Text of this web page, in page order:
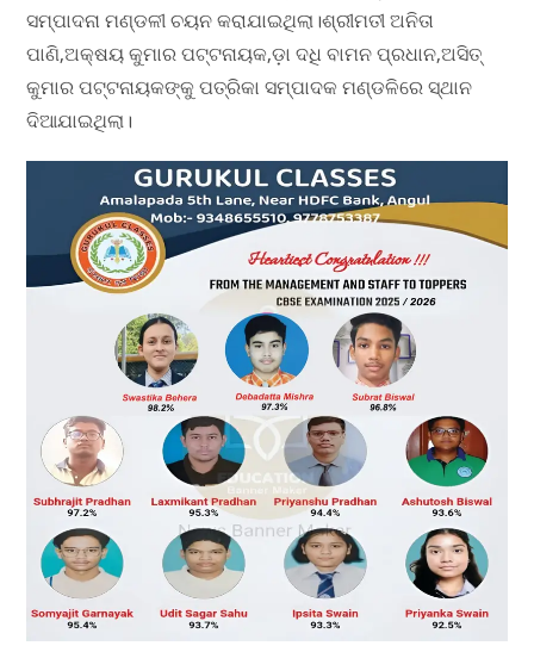
ସମ୍ପାଦନା ମଣ୍ଡଳୀ ଚୟନ କରାଯାଇଥିଲା।ଶ୍ରୀମତୀ ଅନିତା
ପାଣି,ଅକ୍ଷୟ କୁମାର ପଟ୍ଟନାୟକ,ଡ଼ା ଦଧି ବାମନ ପ୍ରଧାନ,ଅସିତ୍
କୁମାର ପଟ୍ଟନାୟକଙ୍କୁ ପତ୍ରିକା ସମ୍ପାଦକ ମଣ୍ଡଳିରେ ସ୍ଥାନ
ଦିଆଯାଇଥିଲା।